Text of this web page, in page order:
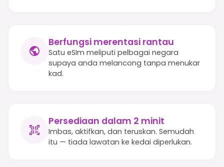
Berfungsi merentasi rantau
Satu eSIm meliputi pelbagai negara
supaya anda melancong tanpa menukar
kad.
Persediaan dalam 2 minit
Imbas, aktifkan, dan teruskan. Semudah
itu — tiada lawatan ke kedai diperlukan.